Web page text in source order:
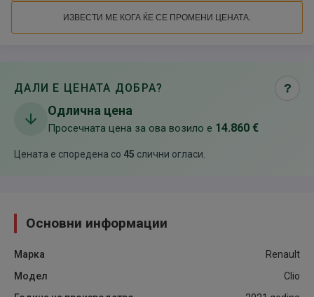
ИЗВЕСТИ МЕ КОГА ЌЕ СЕ ПРОМЕНИ ЦЕНАТА.
ДАЛИ Е ЦЕНАТА ДОБРА? ?
Одлична цена
Просечната цена за ова возило е 14.860 €
Цената е споредена со 45 слични огласи
Основни информации
Марка
Renault
Модел
Clio